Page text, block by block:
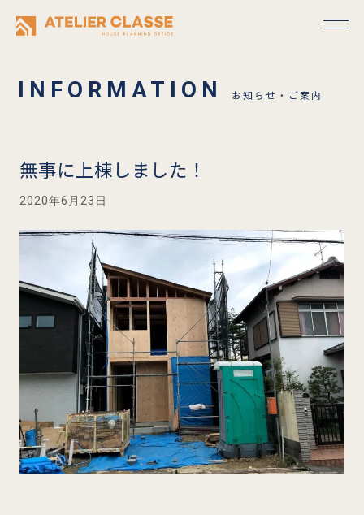
お知らせ・ご案内
無事に上棟しました！
2020年6月23日